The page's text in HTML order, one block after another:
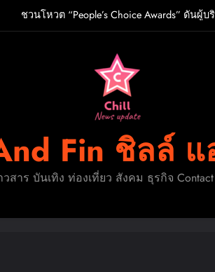
ชวนโหวต “People’s Choice Awards” ดั
ปักหมุดวันหยุดนี้! ออกไปสร้างช่ว
ป๊อปสตาร์สาวดาวรุ่งจากสโลวาเกีย กับเพ
ชวนโหวต “People’s Choice Awards” ดั
ร์ลกรุ๊ป R&B สุดแซ่บแห่งยุค ส่งอัลบั้มชุดที่ 2
Fin ชิลล์
สาร บันเทิง ท่องเที่ยว สังคม ธุรกิจ Contact